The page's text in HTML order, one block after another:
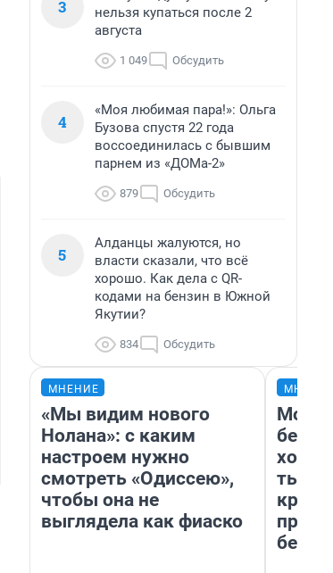
3
нельзя купаться после 2
августа
1 049 Обсудить
4
«Моя любимая пара!»: Ольга
Бузова спустя 22 года
воссоединилась с бывшим
парнем из «ДОМа-2»
879 Обсудить
5
Алданцы жалуются, но
власти сказали, что всё
хорошо. Как дела с QR-
кодами на бензин в Южной
Якутии?
834 Обсудить
МНЕНИЕ
«Мы видим нового
Нолана»: с каким
настроем нужно
смотреть «Одиссею»,
чтобы она не
выглядела как фиаско
Мой